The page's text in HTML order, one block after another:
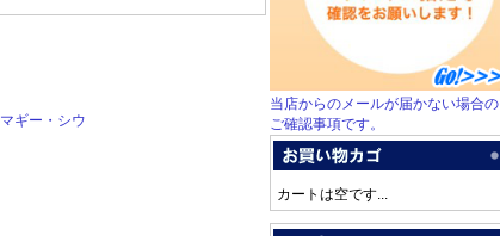
マギー・シウ
当店からのメールが届かない場合の
ご確認事項です。
カートは空です...